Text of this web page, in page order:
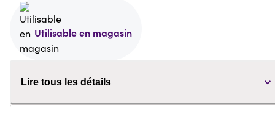
Utilisable en magasin
Lire tous les détails